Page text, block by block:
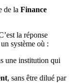
de la Finance
la réponse
système où :
une institution qui
, sans être dilué par